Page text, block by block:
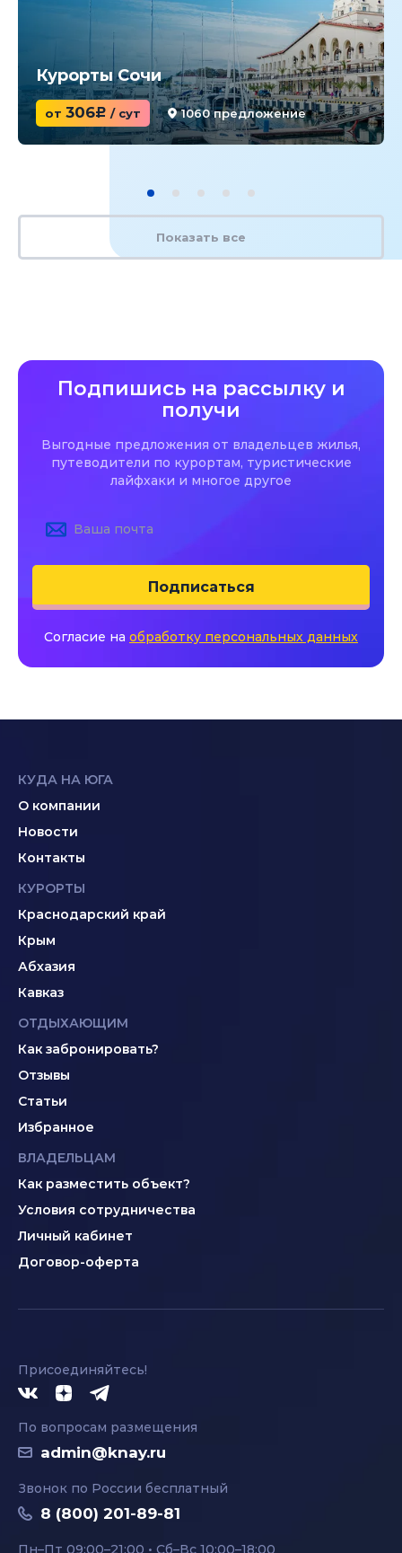
Курорты Сочи
от 306c / сут 1060 предложение
Показать все
Подпишись на рассылку и
получи
Выгодные предложения от владельцев жилья,
путеводители по курортам, туристические
лайфхаки и многое другое
Подписаться
Согласие на обработку персональных данных
КУДА НА ЮГА
О компании
Новости
Контакты
КУРОРТЫ
Краснодарский край
Крым
Абхазия
Кавказ
ОТДЫХАЮЩИМ
Как забронировать?
Отзывы
Статьи
Избранное
ВЛАДЕЛЬЦАМ
Как разместить объект?
Условия сотрудничества
Личный кабинет
Договор-оферта
Присоединяйтесь!
По вопросам размещения
admin@knay.ru
Звонок по России бесплатный
8 (800) 201-89-81
Пн–Пт 09:00–21:00 • Сб–Вс 10:00–18:00